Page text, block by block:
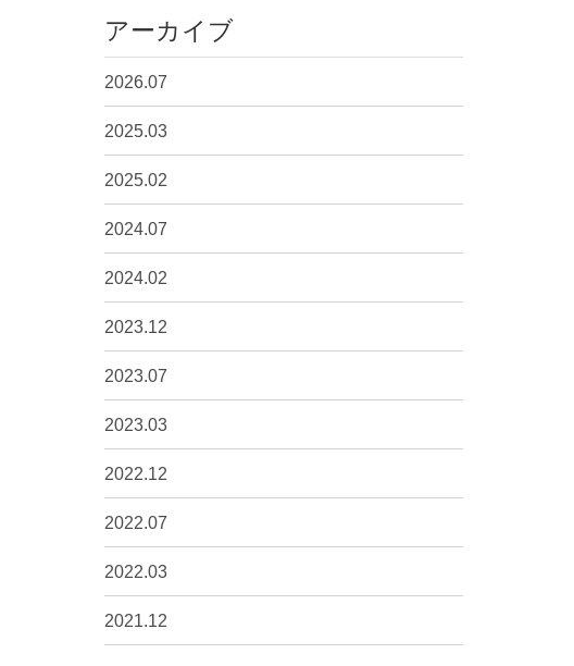
アーカイブ
2026.07
2025.03
2025.02
2024.07
2024.02
2023.12
2023.07
2023.03
2022.12
2022.07
2022.03
2021.12